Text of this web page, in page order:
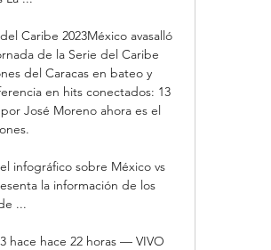
Caribe 2023México avasalló
de la Serie del Caribe
del Caracas en bateo y
en hits conectados: 13
José Moreno ahora es el
infográfico sobre México vs
la información de los
...
hace hace 22 horas — VIVO